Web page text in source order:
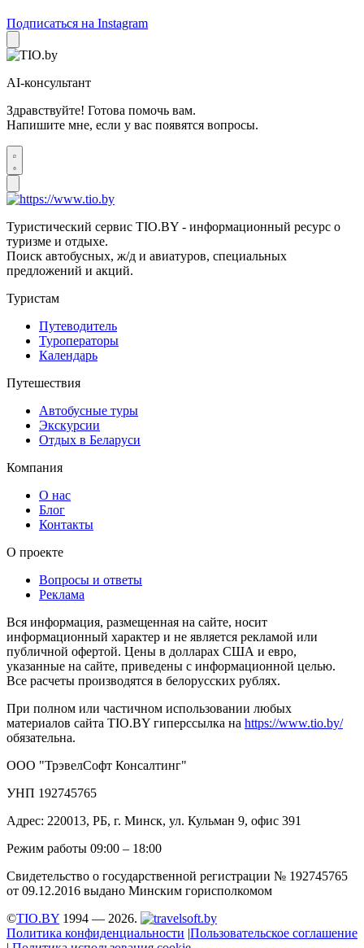
Подписаться на Instagram
AI-консультант
Здравствуйте! Готова помочь вам.
Напишите мне, если у вас появятся вопросы.
Туристический сервис TIO.BY - информационный ресурс о
туризме и отдыхе.
Поиск автобусных, ж/д и авиатуров, специальных
предложений и акций.
Туристам
Путеводитель
Туроператоры
Календарь
Путешествия
Автобусные туры
Экскурсии
Отдых в Беларуси
Компания
О нас
Блог
Контакты
О проекте
Вопросы и ответы
Реклама
Вся информация, размещенная на сайте, носит
информационный характер и не является рекламой или
публичной офертой. Цены в долларах США и евро,
указанные на сайте, приведены с информационной целью.
Все расчеты производятся в белорусских рублях.
При полном или частичном использовании любых
материалов сайта TIO.BY гиперссылка на https://www.tio.by/
обязательна.
ООО "ТрэвелСофт Консалтинг"
УНП 192745765
Адрес: 220013, РБ, г. Минск, ул. Кульман 9, офис 391
Режим работы 09:00 – 18:00
Свидетельство о государственной регистрации № 192745765
от 09.12.2016 выдано Минским горисполкомом
©TIO.BY 1994 — 2026.
Политика конфиденциальности |Пользовательское соглашение